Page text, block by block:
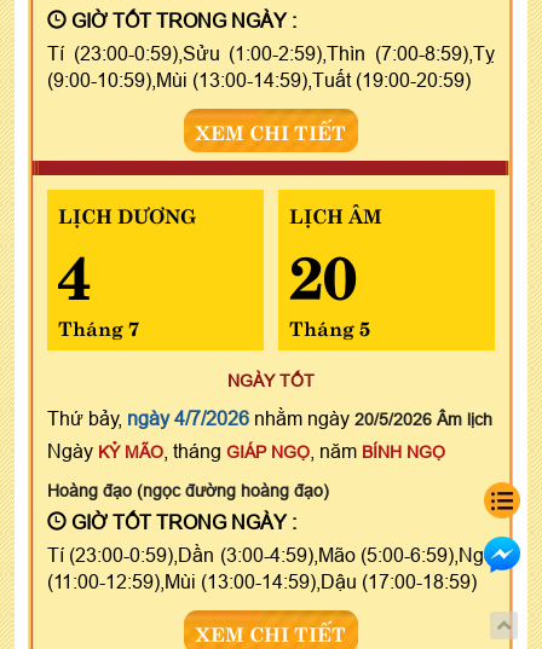
GIỜ TỐT TRONG NGÀY :
Tí (23:00-0:59),Sửu (1:00-2:59),Thìn (7:00-8:59),Tỵ
(9:00-10:59),Mùi (13:00-14:59),Tuất (19:00-20:59)
XEM CHI TIẾT
LỊCH DƯƠNG
4
Tháng 7
LỊCH ÂM
20
Tháng 5
NGÀY TỐT
Thứ bảy, ngày 4/7/2026 nhằm ngày 20/5/2026 Âm lịch
Ngày KỶ MÃO , tháng GIÁP NGỌ , năm BÍNH NGỌ
Hoàng đạo (ngọc đường hoàng đạo)
GIỜ TỐT TRONG NGÀY :
Tí (23:00-0:59),Dần (3:00-4:59),Mão (5:00-6:59),Ngọ
(11:00-12:59),Mùi (13:00-14:59),Dậu (17:00-18:59)
XEM CHI TIẾT